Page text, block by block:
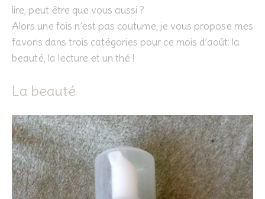
lire, peut être que vous aussi ?
Alors une fois n’est pas coutume, je vous propose mes
favoris dans trois catégories pour ce mois d’août: la
beauté, la lecture et un thé !
La beauté